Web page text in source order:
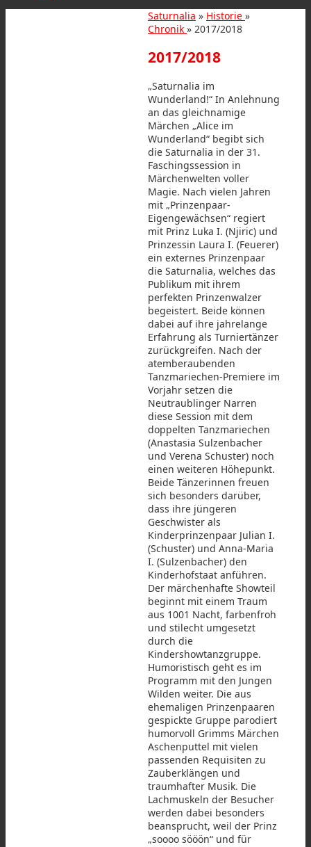
Saturnalia » Historie »
Chronik » 2017/2018
2017/2018
„Saturnalia im
Wunderland!“ In Anlehnung
an das gleichnamige
Märchen „Alice im
Wunderland“ begibt sich
die Saturnalia in der 31.
Faschingssession in
Märchenwelten voller
Magie. Nach vielen Jahren
mit „Prinzenpaar-
Eigengewächsen“ regiert
mit Prinz Luka I. (Njiric) und
Prinzessin Laura I. (Feuerer)
ein externes Prinzenpaar
die Saturnalia, welches das
Publikum mit ihrem
perfekten Prinzenwalzer
begeistert. Beide können
dabei auf ihre jahrelange
Erfahrung als Turniertänzer
zurückgreifen. Nach der
atemberaubenden
Tanzmariechen-Premiere im
Vorjahr setzen die
Neutraublinger Narren
diese Session mit dem
doppelten Tanzmariechen
(Anastasia Sulzenbacher
und Verena Schuster) noch
einen weiteren Höhepunkt.
Beide Tänzerinnen freuen
sich besonders darüber,
dass ihre jüngeren
Geschwister als
Kinderprinzenpaar Julian I.
(Schuster) und Anna-Maria
I. (Sulzenbacher) den
Kinderhofstaat anführen.
Der märchenhafte Showteil
beginnt mit einem Traum
aus 1001 Nacht, farbenfroh
und stilecht umgesetzt
durch die
Kindershowtanzgruppe.
Humoristisch geht es im
Programm mit den Jungen
Wilden weiter. Die aus
ehemaligen Prinzenpaaren
gespickte Gruppe parodiert
humorvoll Grimms Märchen
Aschenputtel mit vielen
passenden Requisiten zu
Zauberklängen und
traumhafter Musik. Die
Lachmuskeln der Besucher
werden dabei besonders
beansprucht, weil der Prinz
„soooo sööön“ und für